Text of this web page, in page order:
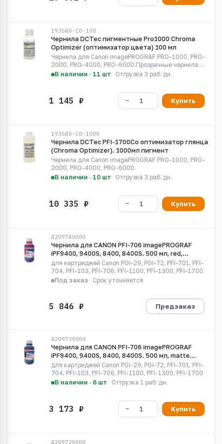
193540-CO-100
Чернила DCTec пигментные Pro1000 Chroma
Optimizer (оптимизатор цвета) 100 мл
Чернила для Canon imagePROGRAF PRO-1000, PRO-
2000, PRO-4000, PRO-6000.Прозрачные чернила
Chroma Optimizer используются на печатаемых
и обеспечивая получение отпечатков с...
В наличии · 11 шт Отгрузка 3 раб. дн.
Купить
193540-CO-1000
Чернила DCTec PFI-1700Co оптимизатор глянца
(Chroma Optimizer). 1000мл пигмент
Чернила для Canon imagePROGRAF PRO-1000, PRO-
2000, PRO-4000, PRO-6000.
В наличии · 10 шт
Отгрузка 3 раб. дн.
Купить
4209740000
Чернила для CANON PFI-706 imagePROGRAF
iPF9400, 9400S, 8400, 8400S. 500 мл, red,
Pigment MyInk CE706M
для картриджей Canon PGI-29, PGI-72, PFI-701, PFI-
704, PFI-103, PFI-706, PFI-1100, PFI-1300, PFI-1700
Под заказ
Срок уточняется
Предзаказ
4209730000
Чернила для CANON PFI-706 imagePROGRAF
iPF9400, 9400S, 8400, 8400S. 500 мл, matte
black, Pigment MyInk CI-MBK412 v1
для картриджей Canon PGI-29, PGI-72, PFI-701, PFI-
704, PFI-103, PFI-706, PFI-1100, PFI-1300, PFI-1700
В наличии · 6 шт
Отгрузка 1 раб. дн.
Купить
4209720000